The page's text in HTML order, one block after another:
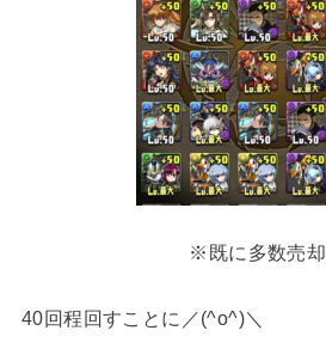
※既に多数売
40回程回すことに／(^o^)＼